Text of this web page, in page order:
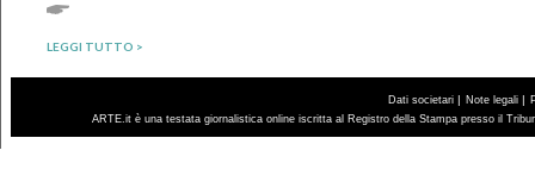
LEGGI TUTTO >
Dati societari | Note legali |
ARTE.it è una testata giornalistica online iscritta al Registro della Stampa presso il